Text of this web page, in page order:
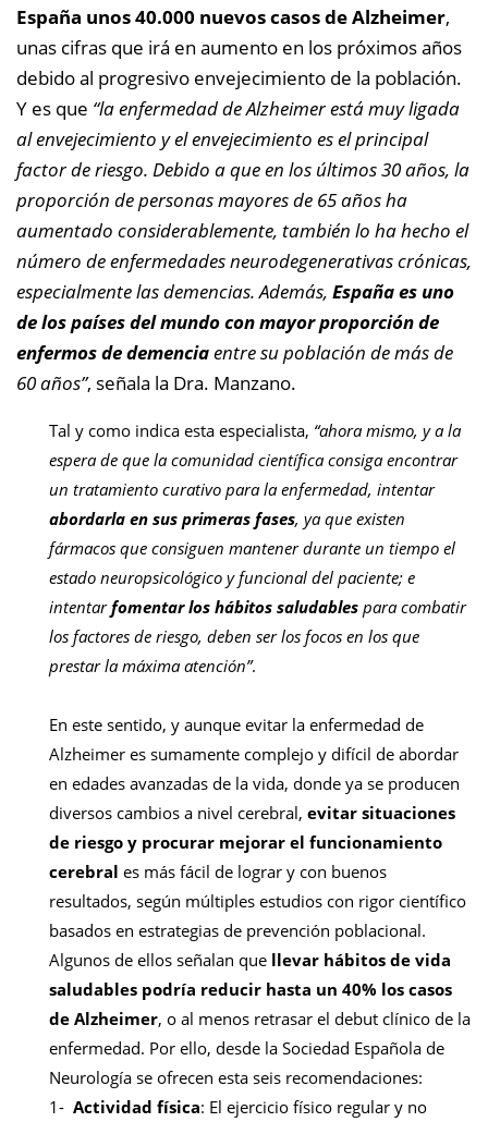
España unos 40.000 nuevos casos de Alzheimer,
unas cifras que irá en aumento en los próximos años
debido al progresivo envejecimiento de la población.
Y es que “la enfermedad de Alzheimer está muy ligada
al envejecimiento y el envejecimiento es el principal
factor de riesgo. Debido a que en los últimos 30 años, la
proporción de personas mayores de 65 años ha
aumentado considerablemente, también lo ha hecho el
número de enfermedades neurodegenerativas crónicas,
especialmente las demencias. Además, España es uno
de los países del mundo con mayor proporción de
enfermos de demenciaentre su población de más de
60 años”, señala la Dra. Manzano.
Tal y como indica esta especialista, “ahora mismo, y a la
espera de que la comunidad científica consiga encontrar
un tratamiento curativo para la enfermedad, intentar
abordarla en sus primeras fases, ya que existen
fármacos que consiguen mantener durante un tiempo el
estado neuropsicológico y funcional del paciente; e
intentar fomentar los hábitos saludables para combatir
los factores de riesgo, deben ser los focos en los que
prestar la máxima atención”.
En este sentido, y aunque evitar la enfermedad de
Alzheimer es sumamente complejo y difícil de abordar
en edades avanzadas de la vida, donde ya se producen
diversos cambios a nivel cerebral, evitar situaciones
de riesgo y procurar mejorar el funcionamiento
cerebral es más fácil de lograr y con buenos
resultados, según múltiples estudios con rigor científico
basados en estrategias de prevención poblacional.
Algunos de ellos señalan que llevar hábitos de vida
saludables podría reducir hasta un 40% los casos
de Alzheimer, o al menos retrasar el debut clínico de la
enfermedad. Por ello, desde la Sociedad Española de
Neurología se ofrecen esta seis recomendaciones:
1- Actividad física: El ejercicio físico regular y no